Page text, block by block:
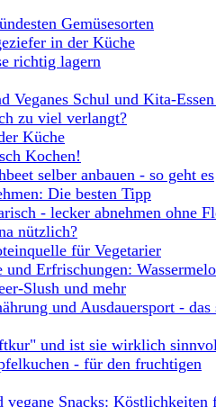
Gemüsesorten
in der Küche
richtig lagern
Veganes Schul und Kita-
zu viel verlangt?
Küche
Kochen!
selber anbauen - so geht es
Die besten Tipp
- lecker abnehmen ohne
nützlich?
für Vegetarier
und Erfrischungen:
Slush und mehr
und Ausdauersport - das
und ist sie wirklich
- für den fruchtigen
vegane Snacks: Köstlichkeiten